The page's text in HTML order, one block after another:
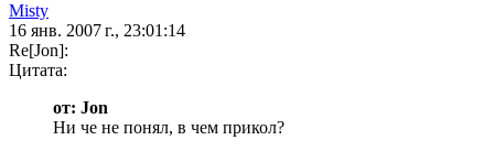
Misty
16 янв. 2007 г., 23:01:14
Re[Jon]:
Цитата:
от: Jon
Ни че не понял, в чем прикол?